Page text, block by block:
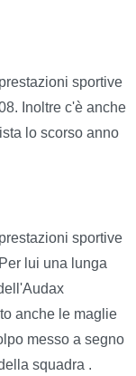
sportive
Inoltre c'è anche
lo scorso anno
sportive
lui una lunga
anche le maglie
messo a segno
squadra .